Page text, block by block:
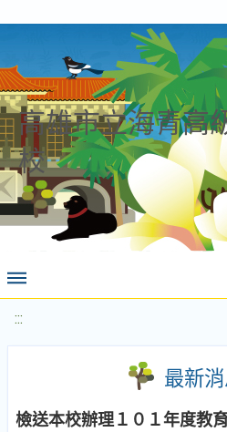
高雄市立海青高
校
:::
最新
檢送本校辦理１０１年度教